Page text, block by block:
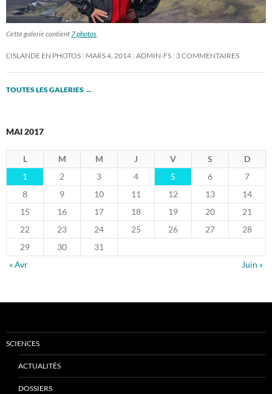
Cette galerie contient 7 photos.
L’ISLANDE EN PHOTOS MARS 4, 2014 ADMIN-FS 3 COMMENTAIRES
TOUTES LES GALERIES →
MAI 2017
L M M J V S
D
1
2 3 4 5 6
7
8
9 10 11 12 13
14
15
16 17 18 19 20
21
22
23 24 25 26 27
28
29
30
31
« Avr
Juin »
SCIENCES
ACTUALITÉS
DOSSIERS